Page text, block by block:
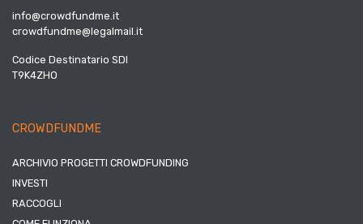
info@crowdfundme.it
crowdfundme@legalmail.it
Codice Destinatario SDI
T9K4ZHO
CROWDFUNDME
ARCHIVIO PROGETTI CROWDFUNDING
INVESTI
RACCOGLI